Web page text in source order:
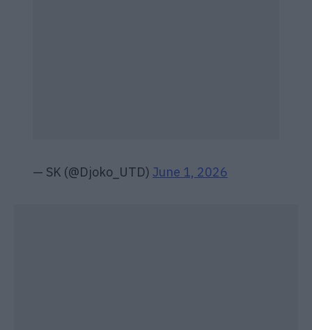
— SK (@Djoko_UTD) June 1, 2026